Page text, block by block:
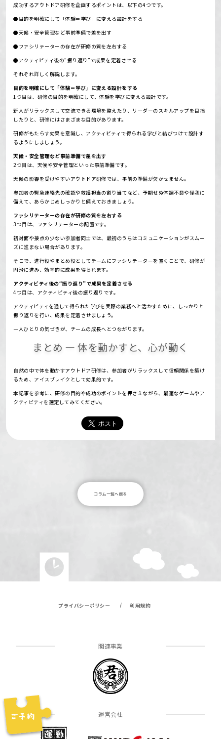
成功するアウトドア研修を企画するポイントは、以下の4つです。
●目的を明確にして「体験＝学び」に変える設計をする
●天候・安全管理など事前準備で差を出す
●ファシリテーターの存在が研修の質を左右する
●アクティビティ後の“振り返り”で成果を定着させる
それぞれ詳しく解説します。
目的を明確にして「体験＝学び」に変える設計をする
1つ目は、研修の目的を明確にして、体験を学びに変える設計です。
新人がリラックスして交流できる環境を整えたり、リーダーのスキルアップを目指
したりと、研修にはさまざまな目的があります。
研修がもたらす効果を意識し、アクティビティで得られる学びと結びつけて設計す
るようにしましょう。
天候・安全管理など事前準備で差を出す
2つ目は、天候や安全管理といった事前準備です。
天候の影響を受けやすいアウトドア研修では、事前の準備が欠かせません。
参加者の緊急連絡先の確認や救護担当の割り当てなど、予期せぬ体調不良や怪我に
備えて、あらかじめしっかりと備えておきましょう。
ファシリテーターの存在が研修の質を左右する
3つ目は、ファシリテーターの配置です。
初対面や接点の少ない参加者同士では、最初のうちはコミュニケーションがスムー
ズに進まない場合があります。
そこで、進行役やまとめ役としてチームにファシリテーターを置くことで、研修が
円滑に進み、効率的に成果を得られます。
アクティビティ後の“振り返り”で成果を定着させる
4つ目は、アクティビティ後の振り返りです。
アクティビティを通して得られた学びを実際の業務へと活かすために、しっかりと
振り返りを行い、成果を定着させましょう。
一人ひとりの気づきが、チームの成長へとつながります。
まとめ ― 体を動かすと、心が動く
自然の中で体を動かすアウトドア研修は、参加者がリラックスして信頼関係を築け
るため、アイスブレイクとして効果的です。
本記事を参考に、研修の目的や成功のポイントを押さえながら、最適なゲームやア
クティビティを選定してみてください。
コラム一覧へ戻る
プライバシーポリシー / 利用規約
関連事業
運営会社